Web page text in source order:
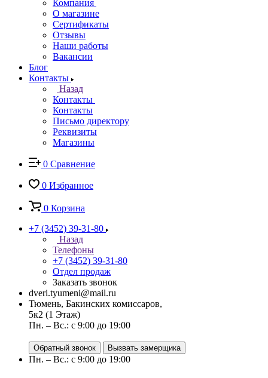
Компания
О магазине
Сертификаты
Отзывы
Наши работы
Вакансии
Блог
Контакты
Назад
Контакты
Контакты
Письмо директору
Реквизиты
Магазины
0 Сравнение
0 Избранное
0 Корзина
+7 (3452) 39-31-80
Назад
Телефоны
+7 (3452) 39-31-80
Отдел продаж
Заказать звонок
dveri.tyumeni@mail.ru
Тюмень, Бакинских комиссаров,
5к2 (1 Этаж)
Пн. – Вс.: с 9:00 до 19:00
Обратный звонок Вызвать замерщика
Пн. – Вс.: с 9:00 до 19:00